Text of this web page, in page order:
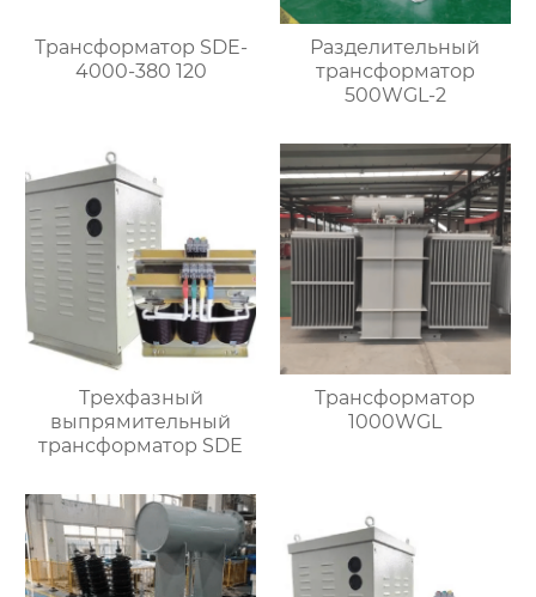
Трансформатор SDE-
4000-380 120
Разделительный
трансформатор
500WGL-2
Трехфазный
выпрямительный
трансформатор SDE
Трансформатор
1000WGL